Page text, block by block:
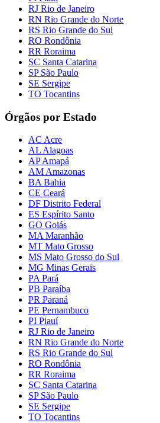
RJ Rio de Janeiro
RN Rio Grande do Norte
RS Rio Grande do Sul
RO Rondônia
RR Roraima
SC Santa Catarina
SP São Paulo
SE Sergipe
TO Tocantins
Órgãos por Estado
AC Acre
AL Alagoas
AP Amapá
AM Amazonas
BA Bahia
CE Ceará
DF Distrito Federal
ES Espírito Santo
GO Goiás
MA Maranhão
MT Mato Grosso
MS Mato Grosso do Sul
MG Minas Gerais
PA Pará
PB Paraíba
PR Paraná
PE Pernambuco
PI Piauí
RJ Rio de Janeiro
RN Rio Grande do Norte
RS Rio Grande do Sul
RO Rondônia
RR Roraima
SC Santa Catarina
SP São Paulo
SE Sergipe
TO Tocantins